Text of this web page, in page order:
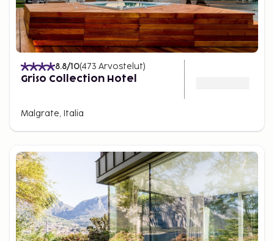
8.8/10(473 Arvostelut)
Griso Collection Hotel
Malgrate, Italia